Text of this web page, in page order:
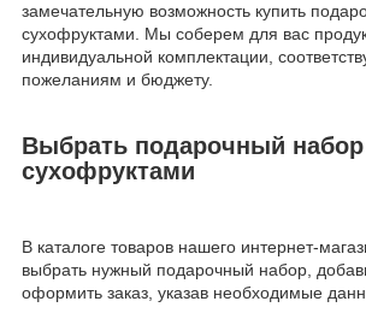
замечательную возможность купить
сухофруктами. Мы соберем для вас
индивидуальной комплектации,
пожеланиям и бюджету.
Выбрать подарочный
сухофруктами
В каталоге товаров нашего интернет-
выбрать нужный подарочный набор,
оформить заказ, указав необходимые